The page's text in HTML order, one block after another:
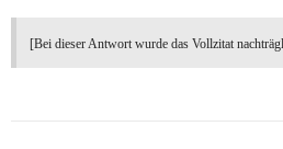
[Bei dieser Antwort wurde das Vollzitat